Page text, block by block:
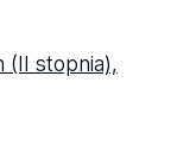
(II stopnia),